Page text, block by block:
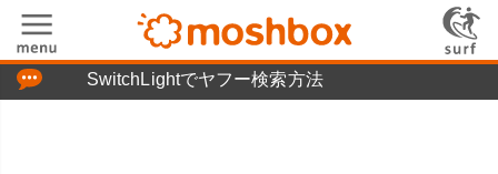
SwitchLightでヤフー検索方法
「つぶやき」の使い方